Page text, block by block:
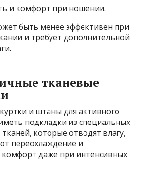
и комфорт при ношении.
быть менее эффективен при
и требует дополнительной
тканевые
и штаны для активного
подкладки из специальных
тканей, которые отводят влагу,
переохлаждение и
даже при интенсивных